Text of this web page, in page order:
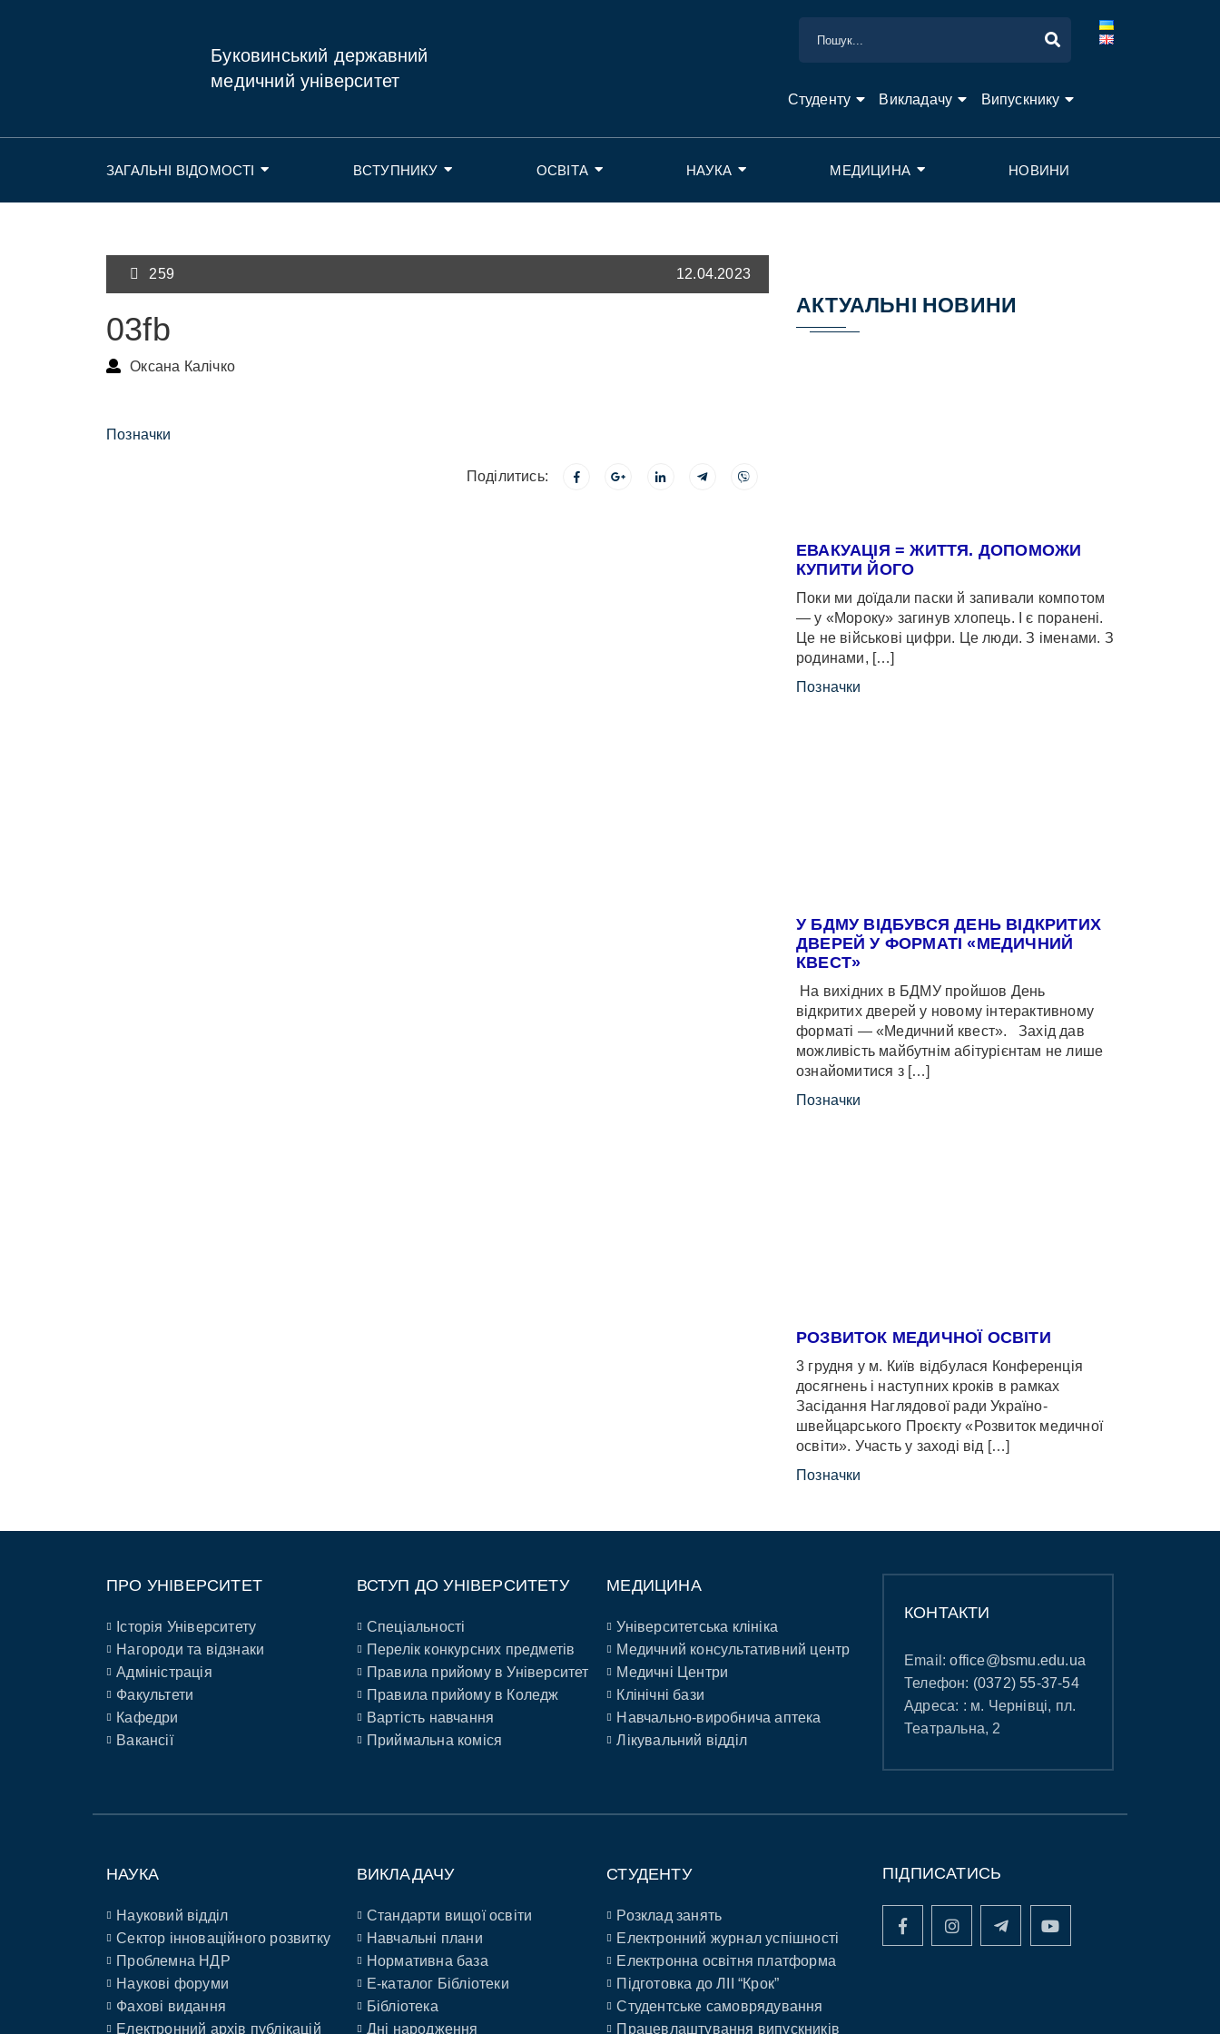
Буковинський державний
медичний університет
Студенту Викладачу Випускнику
ЗАГАЛЬНІ ВІДОМОСТІ ВСТУПНИКУ ОСВІТА НАУКА МЕДИЦИНА НОВИНИ
259 12.04.2023
03fb
Оксана Калічко
Позначки
Поділитись:
АКТУАЛЬНІ НОВИНИ
ЕВАКУАЦІЯ = ЖИТТЯ. ДОПОМОЖИ
КУПИТИ ЙОГО
Поки ми доїдали паски й запивали компотом
— у «Мороку» загинув хлопець. І є поранені.
Це не військові цифри. Це люди. З іменами. З
родинами, […]
Позначки
У БДМУ ВІДБУВСЯ ДЕНЬ ВІДКРИТИХ
ДВЕРЕЙ У ФОРМАТІ «МЕДИЧНИЙ
КВЕСТ»
На вихідних в БДМУ пройшов День
відкритих дверей у новому інтерактивному
форматі — «Медичний квест». Захід дав
можливість майбутнім абітурієнтам не лише
ознайомитися з […]
Позначки
РОЗВИТОК МЕДИЧНОЇ ОСВІТИ
3 грудня у м. Київ відбулася Конференція
досягнень і наступних кроків в рамках
Засідання Наглядової ради Україно-
швейцарського Проєкту «Розвиток медичної
освіти». Участь у заході від […]
Позначки
ПРО УНІВЕРСИТЕТ
Історія Університету
Нагороди та відзнаки
Адміністрація
Факультети
Кафедри
Вакансії
ВСТУП ДО УНІВЕРСИТЕТУ
Спеціальності
Перелік конкурсних предметів
Правила прийому в Університет
Правила прийому в Коледж
Вартість навчання
Приймальна коміся
МЕДИЦИНА
Університетська клініка
Медичний консультативний центр
Медичні Центри
Клінічні бази
Навчально-виробнича аптека
Лікувальний відділ
КОНТАКТИ
Email:office@bsmu.edu.ua
Телефон: (0372) 55-37-54
Адреса: : м. Чернівці, пл.
Театральна, 2
НАУКА
Науковий відділ
Сектор інноваційного розвитку
Проблемна НДР
Наукові форуми
Фахові видання
Електронний архів публікацій
ВИКЛАДАЧУ
Стандарти вищої освіти
Навчальні плани
Нормативна база
E-каталог Бібліотеки
Бібліотека
Дні народження
СТУДЕНТУ
Розклад занять
Електронний журнал успішності
Електронна освітня платформа
Підготовка до ЛІІ “Крок”
Студентське самоврядування
Працевлаштування випускників
ПІДПИСАТИСЬ